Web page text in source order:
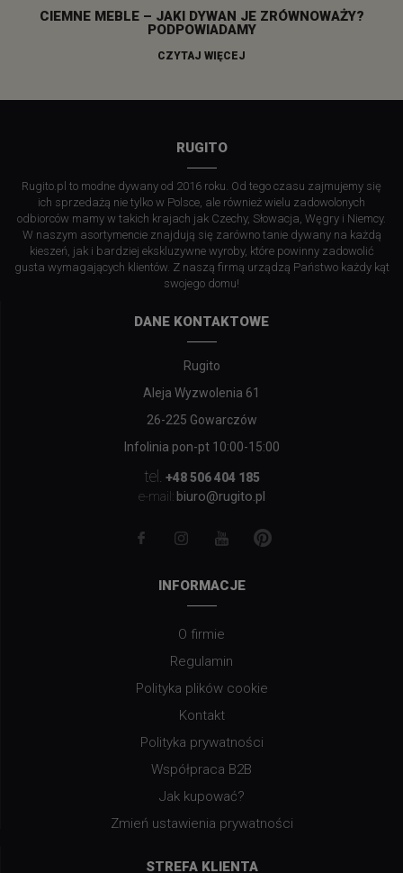
CIEMNE MEBLE – JAKI DYWAN JE ZRÓWNOWAŻY?
PODPOWIADAMY
CZYTAJ WIĘCEJ
RUGITO
Rugito.pl to modne dywany od 2016 roku. Od tego czasu zajmujemy się
ich sprzedażą nie tylko w Polsce, ale również wielu zadowolonych
odbiorców mamy w takich krajach jak Czechy, Słowacja, Węgry i Niemcy.
W naszym asortymencie znajdują się zarówno tanie dywany na każdą
kieszeń, jak i bardziej ekskluzywne wyroby, które powinny zadowolić
gusta wymagających klientów. Z naszą firmą urządzą Państwo każdy kąt
swojego domu!
DANE KONTAKTOWE
Rugito
Aleja Wyzwolenia 61
26-225 Gowarczów
Infolinia pon-pt 10:00-15:00
tel. +48 506 404 185
e-mail: biuro@rugito.pl
INFORMACJE
O firmie
Regulamin
Polityka plików cookie
Kontakt
Polityka prywatności
Współpraca B2B
Jak kupować?
Zmień ustawienia prywatności
STREFA KLIENTA